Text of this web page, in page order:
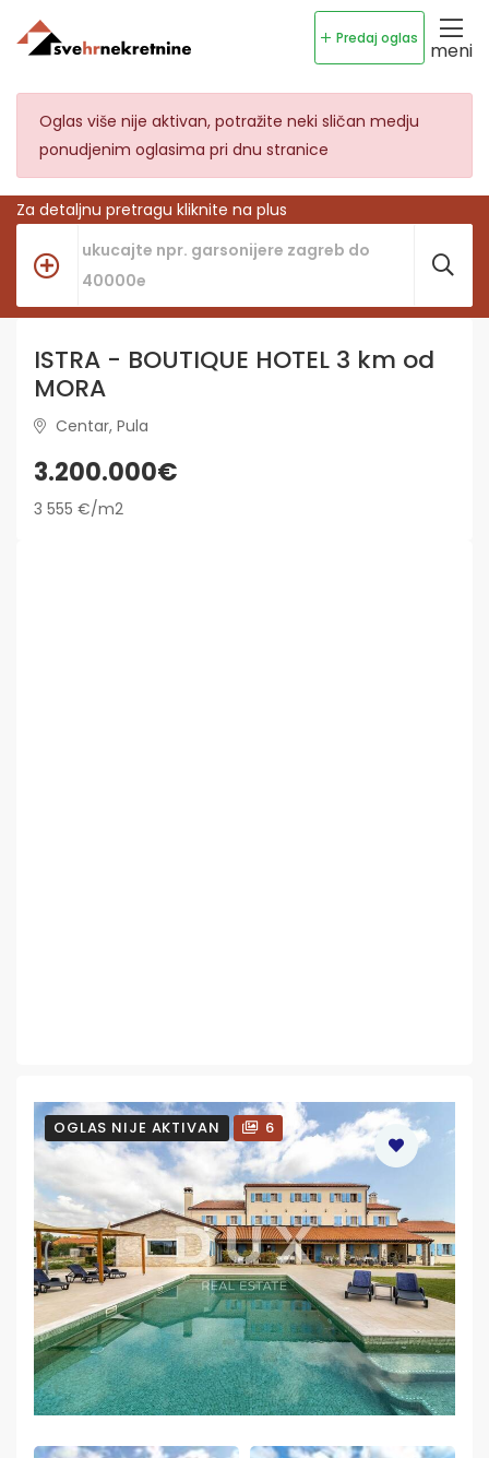
Predaj oglas
meni
Oglas više nije aktivan, potražite neki sličan medju
ponudjenim oglasima pri dnu stranice
Za detaljnu pretragu kliknite na plus
ISTRA - BOUTIQUE HOTEL 3 km od
MORA
Centar, Pula
3.200.000€
3 555 €/m2
OGLAS NIJE AKTIVAN 6